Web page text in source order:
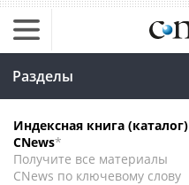
Разделы
Индексная книга (каталог)
CNews*
Получите все материалы
CNews по ключевому слову